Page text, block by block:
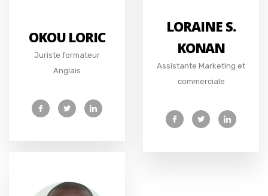
OKOU LORIC
Juriste formateur
Anglais
LORAINE S.
KONAN
Assistante Marketing et
commerciale